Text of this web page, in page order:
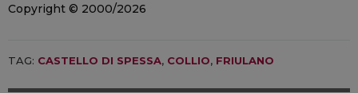
Copyright © 2000/2026
TAG: CASTELLO DI SPESSA, COLLIO, FRIULANO